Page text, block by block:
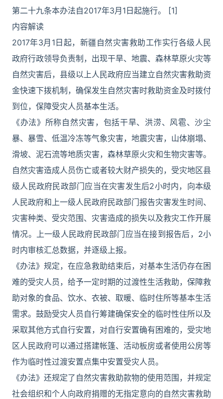
第二十九条本办法自2017年3月1日起施行。 [1]
内容解读
2017年3月1日起，新疆自然灾害救助工作实行各级人民
政府行政领导负责制，出现干旱、地震、森林草原火灾等
自然灾害后，县级以上人民政府应当建立自然灾害救助资
金快速下拨机制，确保发生自然灾害时救助资金及时拨付
到位，保障受灾人员基本生活。
《办法》所称自然灾害，包括干旱、洪涝、风雹、沙尘
暴、暴雪、低温冷冻等气象灾害，地震灾害，山体崩塌、
滑坡、泥石流等地质灾害，森林草原火灾和生物灾害等。
自然灾害造成人员伤亡或者较大财产损失的，受灾地区县
级人民政府民政部门应当在灾害发生后2小时内，向本级
人民政府和上一级人民政府民政部门报告灾害发生时间、
灾害种类、受灾范围、灾害造成的损失以及救灾工作开展
情况。上一级人民政府民政部门应当在接到报告后，2小
时内审核汇总数据，并逐级上报。
《办法》规定，在应急救助结束后，对基本生活仍存在困
难的受灾人员，给予一定时期的过渡性生活救助，保障救
助对象的食品、饮水、衣被、取暖、临时住所等基本生活
需求。鼓励受灾人员自行筹建确保安全的临时性住所以及
采取其他方式自行安置，对自行安置确有困难的，受灾地
区人民政府可以通过搭建帐篷、活动板房或者使用公房等
作为临时性过渡安置点集中安置受灾人员。
《办法》还规定了自然灾害救助款物的使用范围，并规定
社会组织和个人向政府捐赠的无指定意向的自然灾害救助